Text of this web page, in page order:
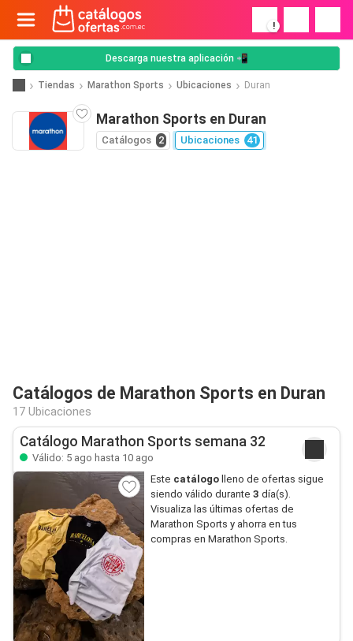
!
Descarga nuestra aplicación 📲
Tiendas Marathon Sports Ubicaciones Duran
Marathon Sports en Duran
Catálogos 2 Ubicaciones 41
Catálogos de Marathon Sports en Duran
17 Ubicaciones
Catálogo Marathon Sports semana 32
Válido: 5 ago hasta 10 ago
Este catálogo lleno de ofertas sigue
siendo válido durante 3 día(s).
Visualiza las últimas ofertas de
Marathon Sports y ahorra en tus
compras en Marathon Sports.